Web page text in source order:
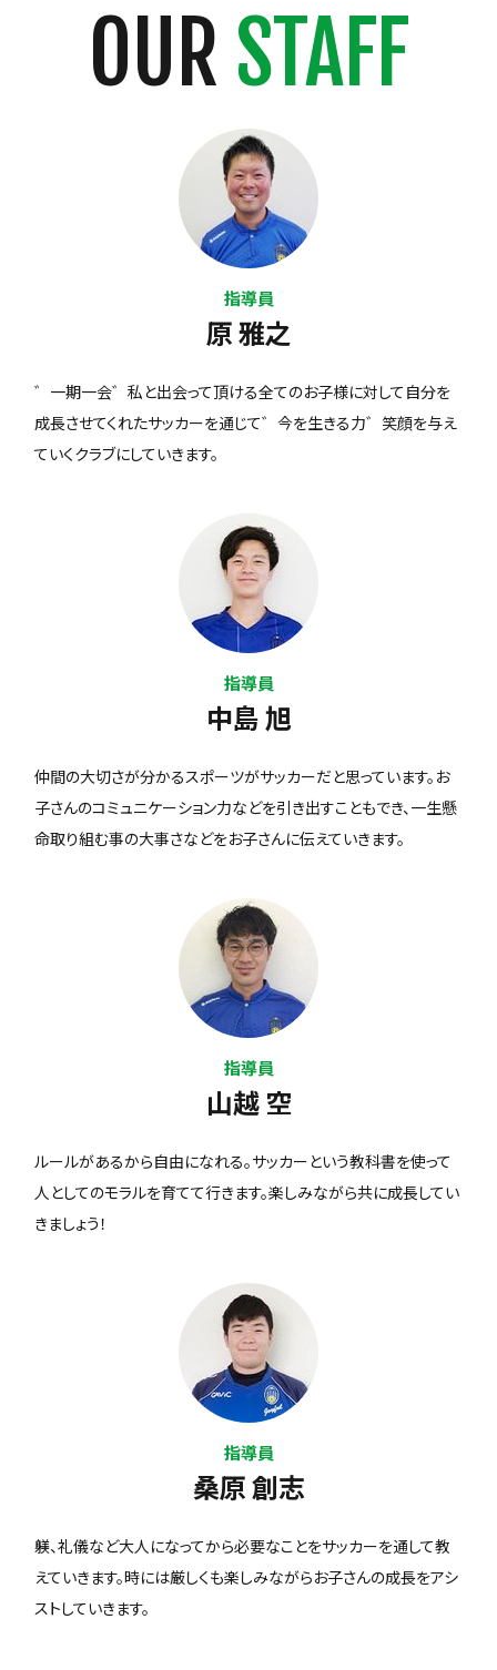
OUR STAFF
指導員
原 雅之
゛一期一会゛私と出会って頂ける全てのお子様に対して自分を
成長させてくれたサッカーを通じて゛今を生きる力゛笑顔を与え
ていくクラブにしていきます。
指導員
中島 旭
仲間の大切さが分かるスポーツがサッカーだと思っています。お
子さんのコミュニケーション力などを引き出すこともでき、一生懸
命取り組む事の大事さなどをお子さんに伝えていきます。
指導員
山越 空
ルールがあるから自由になれる。サッカーという教科書を使って
人としてのモラルを育てて行きます。楽しみながら共に成長してい
きましょう！
指導員
桑原 創志
躾、礼儀など大人になってから必要なことをサッカーを通して教
えていきます。時には厳しくも楽しみながらお子さんの成長をアシ
ストしていきます。